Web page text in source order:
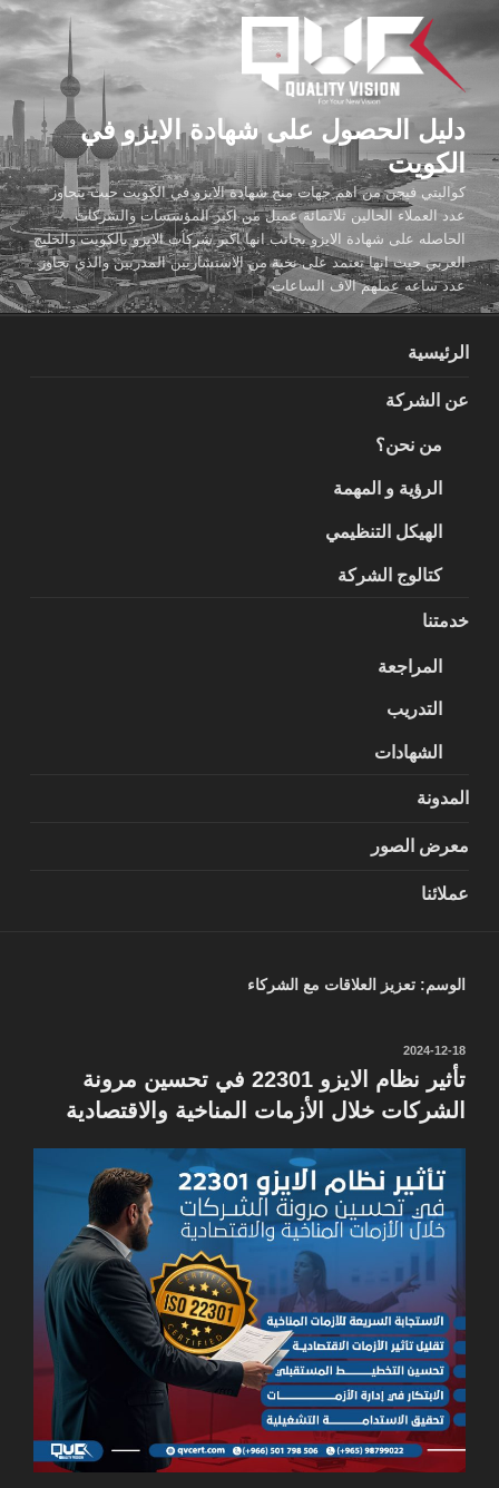
المحتوى
دليل الحصول على شهادة الايزو في
الكويت
كواليتي فيجن من اهم جهات منح شهادة الايزو في الكويت حيث يتجاوز
عدد العملاء الحالين ثلاثمائة عميل من اكبر المؤسسات والشركات
الحاصله على شهادة الايزو بجانب انها اكبر شركات الايزو بالكويت والخليج
العربي حيث انها تعتمد على نخبة من الاستشاريين المدربين والذي تجاوز
عدد ساعه عملهم الاف الساعات
الرئيسية
عن الشركة
من نحن؟
الرؤية و المهمة
الهيكل التنظيمي
كتالوج الشركة
خدمتنا
المراجعة
التدريب
الشهادات
المدونة
معرض الصور
عملائنا
الوسم: تعزيز العلاقات مع الشركاء
نُشر
في
2024-12-18
تأثير نظام الايزو 22301 في تحسين مرونة
الشركات خلال الأزمات المناخية والاقتصادية